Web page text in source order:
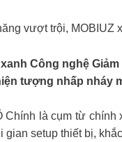
vượt trội, MOBIUZ
Công nghệ
tượng nhấp nháy
Chính là cụm từ
gian setup thiết bị,